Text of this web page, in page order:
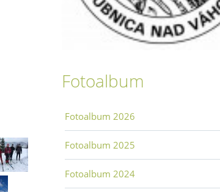
Fotoalbum
Fotoalbum 2026
Fotoalbum 2025
Fotoalbum 2024